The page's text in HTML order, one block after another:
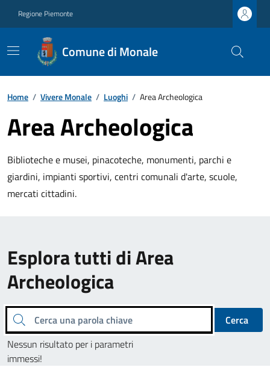
Regione Piemonte
Comune di Monale
Home / Vivere Monale / Luoghi / Area Archeologica
Area Archeologica
Biblioteche e musei, pinacoteche, monumenti, parchi e
giardini, impianti sportivi, centri comunali d'arte, scuole,
mercati cittadini.
Esplora tutti di Area
Archeologica
Cerca una parola chiave
Cerca
Nessun risultato per i parametri
immessi!